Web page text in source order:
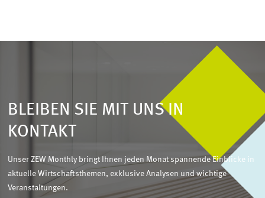
BLEIBEN SIE MIT UNS IN
KONTAKT
Unser ZEW Monthly bringt Ihnen jeden Monat spannende Einblicke in
aktuelle Wirtschaftsthemen, exklusive Analysen und wichtige
Veranstaltungen.